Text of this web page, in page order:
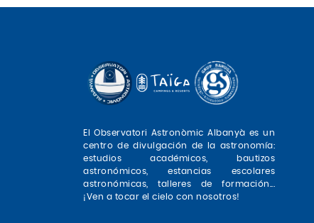
El Observatori Astronòmic Albanyà es un
centro de divulgación de la astronomía:
estudios académicos, bautizos
astronómicos, estancias escolares
astronómicas, talleres de formación...
¡Ven a tocar el cielo con nosotros!